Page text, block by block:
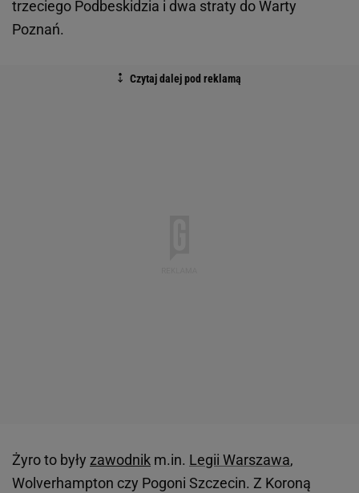
trzeciego Podbeskidzia i dwa straty do Warty
Poznań.
Żyro to były zawodnik m.in. Legii Warszawa,
Wolverhampton czy Pogoni Szczecin. Z Koroną